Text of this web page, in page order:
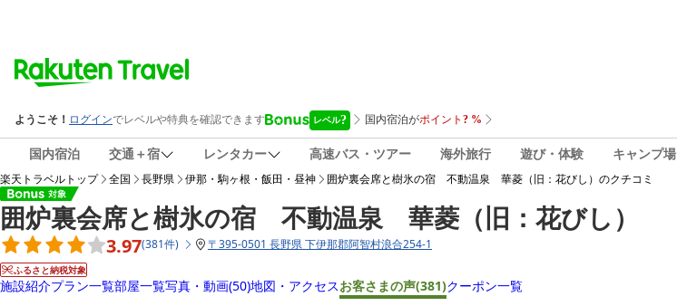
国内宿泊 交通＋宿 レンタカー 高速バス・ツアー 海外旅行 遊び・体験 キャンプ場
楽天トラベルトップ 全国 長野県 伊那・駒ヶ根・飯田・昼神 囲炉裏会席と樹氷の宿 不動温泉 華菱（旧：花びし） のクチコミ
囲炉裏会席と樹氷の宿 不動温泉 華菱（旧：花びし）
3.97(381件) 〒395-0501 長野県 下伊那郡阿智村浪合254-1
ふるさと納税対象
施設紹介プラン一覧部屋一覧写真・動画(50)地図・アクセスお客さまの声(381)クーポン一覧